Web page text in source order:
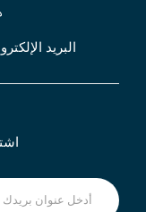
البريد